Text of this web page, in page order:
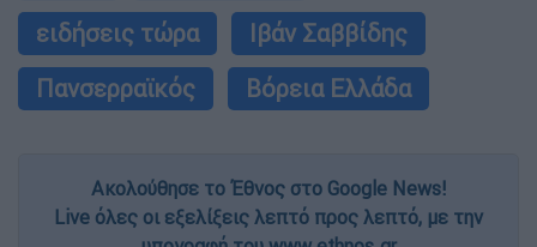
ειδήσεις τώρα
Ιβάν Σαββίδης
Πανσερραϊκός
Βόρεια Ελλάδα
Ακολούθησε το Έθνος στο Google News!
Live όλες οι εξελίξεις λεπτό προς λεπτό, με την